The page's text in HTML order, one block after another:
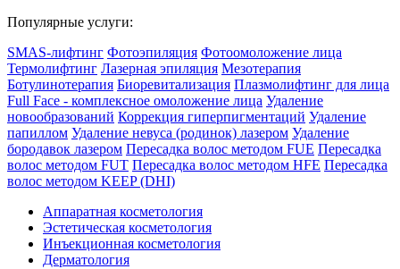
Популярные услуги:
SMAS-лифтинг Фотоэпиляция Фотоомоложение лица
Термолифтинг Лазерная эпиляция Мезотерапия
Ботулинотерапия Биоревитализация Плазмолифтинг для лица
Full Face - комплексное омоложение лица Удаление
новообразований Коррекция гиперпигментаций Удаление
папиллом Удаление невуса (родинок) лазером Удаление
бородавок лазером Пересадка волос методом FUE Пересадка
волос методом FUT Пересадка волос методом HFE Пересадка
волос методом KEEP (DHI)
Аппаратная косметология
Эстетическая косметология
Инъекционная косметология
Дермато­логия